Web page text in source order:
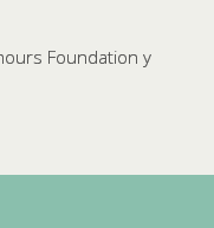
Foundation y